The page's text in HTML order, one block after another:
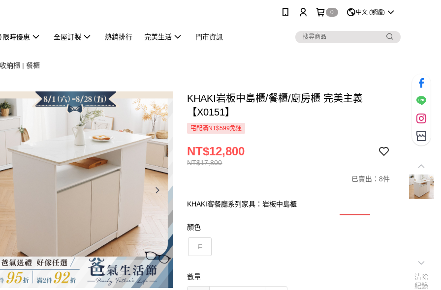
0 中文 (繁體)
限時優惠 全屋訂製 熱銷排行 完美生活 門市資訊
納櫃 | 餐櫃
KHAKI岩板中島櫃/餐櫃/廚房櫃 完美主義
【X0151】
宅配滿NT$599免運
NT$17,800
NT$12,800
已賣出：8件
KHAKI客餐廳系列家具：岩板中島櫃
顏色
F
數量
清除
紀錄